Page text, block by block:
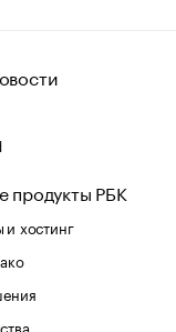
продукты РБК
хостинг